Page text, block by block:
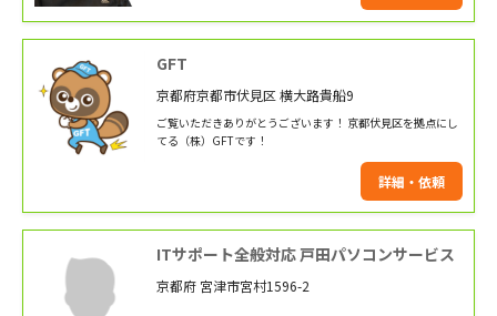
GFT
京都府京都市伏見区 横大路貴船9
ご覧いただきありがとうございます！ 京都伏見区を拠点にし
てる（株）GFTです！
詳細・依頼
ITサポート全般対応 戸田パソコンサービス
京都府 宮津市宮村1596-2